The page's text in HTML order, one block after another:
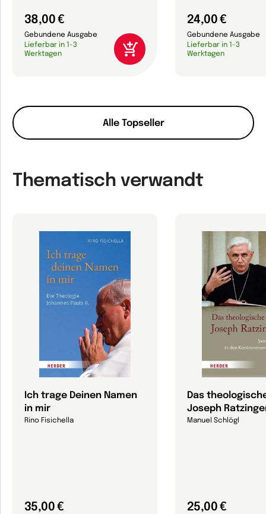
Alle Topseller
38,00 €
Gebundene Ausgabe
Lieferbar in 1-3
Werktagen
24,00 €
Gebundene Ausgabe
Lieferbar in 1-3
Werktagen
Thematisch verwandt
Ich trage Deinen Namen
in mir
Rino Fisichella
35,00 €
Das
Joseph
Manuel Schlögl
25,00 €